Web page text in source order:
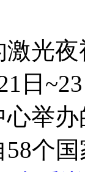
光
日
心举
个